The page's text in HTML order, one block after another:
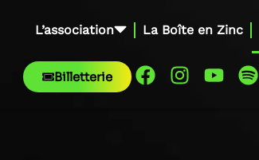
L’association La Boîte en Zinc
Billetterie